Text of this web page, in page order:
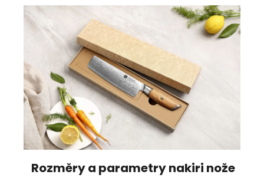
Rozměry a parametry nakiri nože